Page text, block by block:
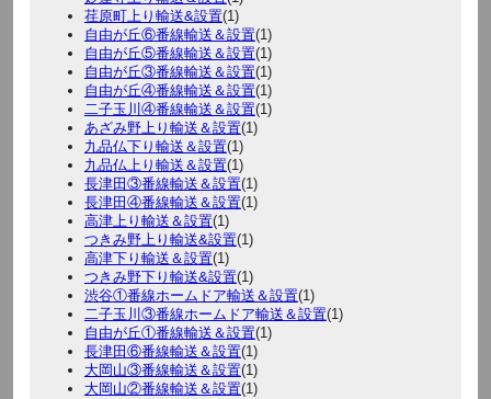
荏原町上り輸送&設置(1)
自由が丘⑥番線輸送＆設置(1)
自由が丘⑤番線輸送＆設置(1)
自由が丘③番線輸送＆設置(1)
自由が丘④番線輸送＆設置(1)
二子玉川④番線輸送＆設置(1)
あざみ野上り輸送＆設置(1)
九品仏下り輸送＆設置(1)
九品仏上り輸送＆設置(1)
長津田③番線輸送＆設置(1)
長津田④番線輸送＆設置(1)
高津上り輸送＆設置(1)
つきみ野上り輸送&設置(1)
高津下り輸送＆設置(1)
つきみ野下り輸送&設置(1)
渋谷①番線ホームドア輸送＆設置(1)
二子玉川③番線ホームドア輸送＆設置(1)
自由が丘①番線輸送＆設置(1)
長津田⑥番線輸送＆設置(1)
大岡山③番線輸送＆設置(1)
大岡山②番線輸送＆設置(1)